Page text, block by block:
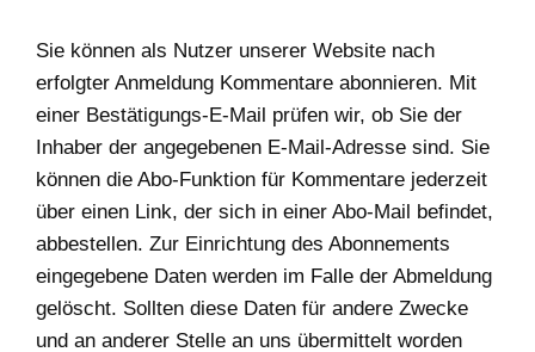
Sie können als Nutzer unserer Website nach
erfolgter Anmeldung Kommentare abonnieren. Mit
einer Bestätigungs-E-Mail prüfen wir, ob Sie der
Inhaber der angegebenen E-Mail-Adresse sind. Sie
können die Abo-Funktion für Kommentare jederzeit
über einen Link, der sich in einer Abo-Mail befindet,
abbestellen. Zur Einrichtung des Abonnements
eingegebene Daten werden im Falle der Abmeldung
gelöscht. Sollten diese Daten für andere Zwecke
und an anderer Stelle an uns übermittelt worden